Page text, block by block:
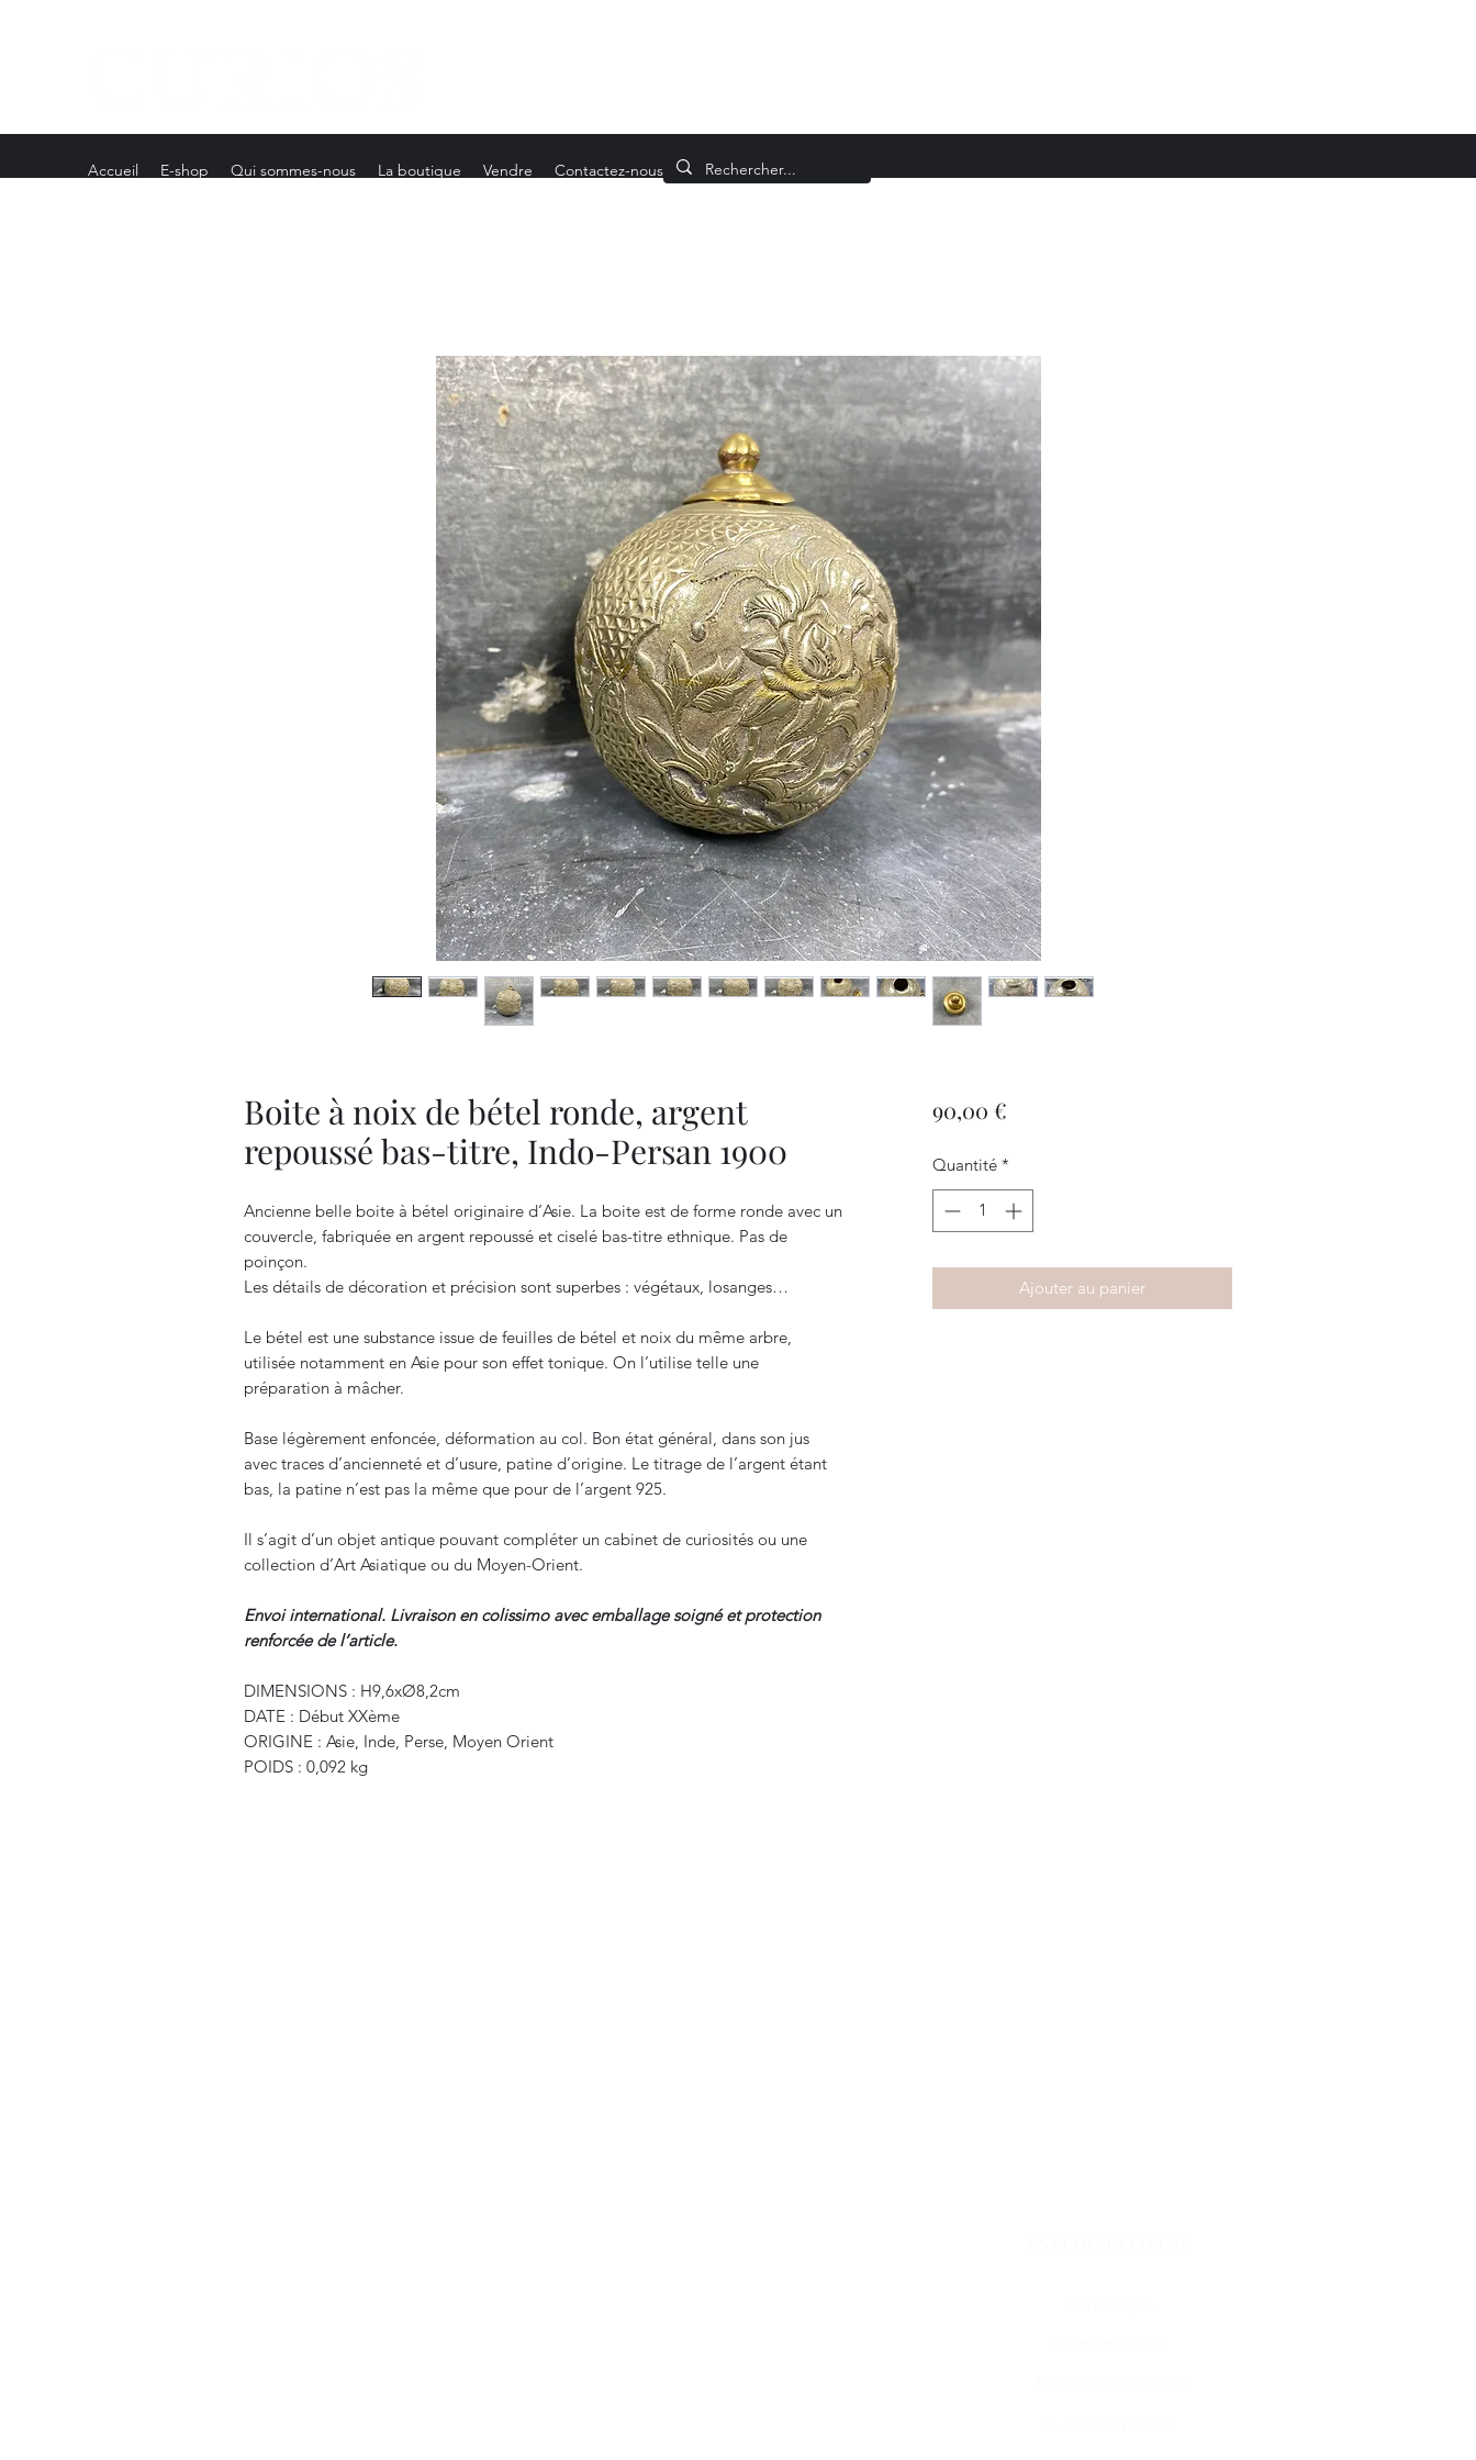
Accueil E-shop Qui sommes-nous La boutique Vendre Contactez-nous
Boite à noix de bétel ronde, argent
repoussé bas-titre, Indo-Persan 1900
Ancienne belle boite à bétel originaire d’Asie. La boite est de forme ronde avec un
couvercle, fabriquée en argent repoussé et ciselé bas-titre ethnique. Pas de
poinçon.
Les détails de décoration et précision sont superbes : végétaux, losanges…
Le bétel est une substance issue de feuilles de bétel et noix du même arbre,
utilisée notamment en Asie pour son effet tonique. On l’utilise telle une
préparation à mâcher.
Base légèrement enfoncée, déformation au col. Bon état général, dans son jus
avec traces d’ancienneté et d’usure, patine d’origine. Le titrage de l’argent étant
bas, la patine n’est pas la même que pour de l’argent 925.
Il s’agit d’un objet antique pouvant compléter un cabinet de curiosités ou une
collection d’Art Asiatique ou du Moyen-Orient.
Envoi international. Livraison en colissimo avec emballage soigné et protection
renforcée de l’article.
DIMENSIONS : H9,6xØ8,2cm
DATE : Début XXème
ORIGINE : Asie, Inde, Perse, Moyen Orient
POIDS : 0,092 kg
90,00 €Prix
Quantité *
Ajouter au panier